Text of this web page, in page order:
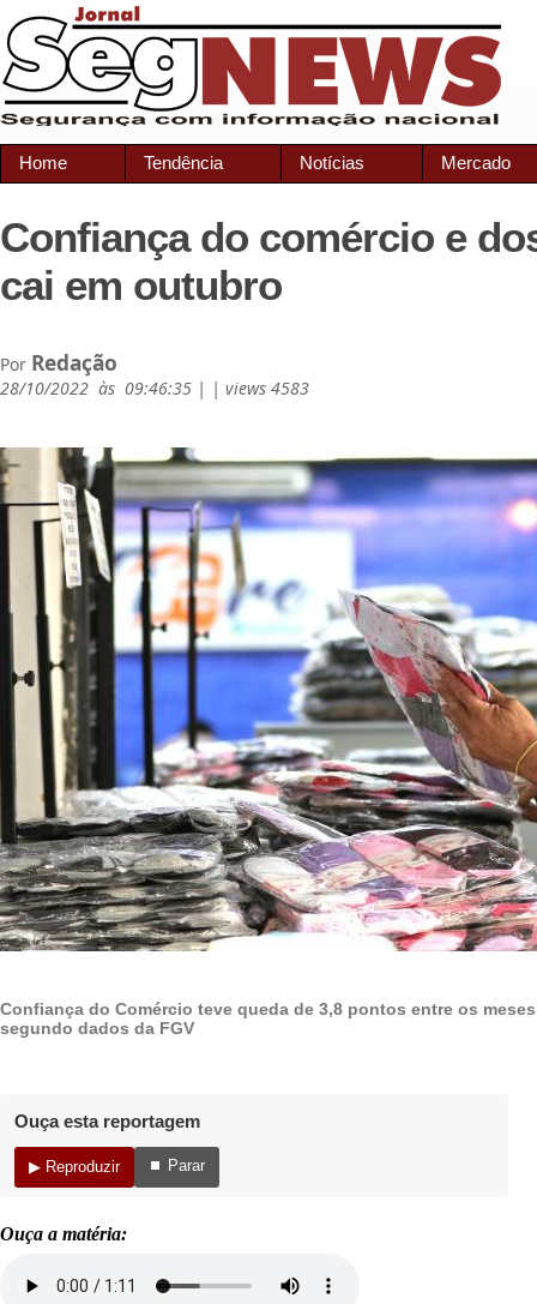
Home Tendência Notícias Mercado
Confiança do comércio e
cai em outubro
Por Redação
28/10/2022 às 09:46:35 | | views 4583
Confiança do Comércio teve queda de 3,8 pontos entre os
segundo dados da FGV
Ouça esta reportagem
▶ Reproduzir ⏹ Parar
Ouça a matéria: